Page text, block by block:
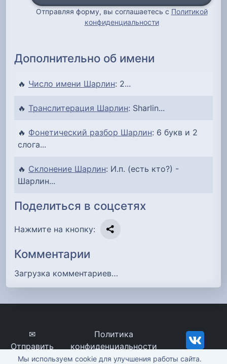
Отправляя форму, вы соглашаетесь с Политикой
конфиденциальности
Дополнительно об имени
🔥 Число имени Шарлин: 2...
🔥 Транслитерация Шарлин: Sharlin...
🔥 Фонетический разбор Шарлин: 6 букв и 2
слога...
🔥 Склонение Шарлин: И.п. (есть кто?) -
Шарлин...
Поделиться в соцсетях
Нажмите на кнопку:
Комментарии
Загрузка комментариев…
✉
Отправить
сообщение
Политика
конфиденциальности
imena-znachenie.ru, ©
Мы используем cookie для улучшения работы сайта.